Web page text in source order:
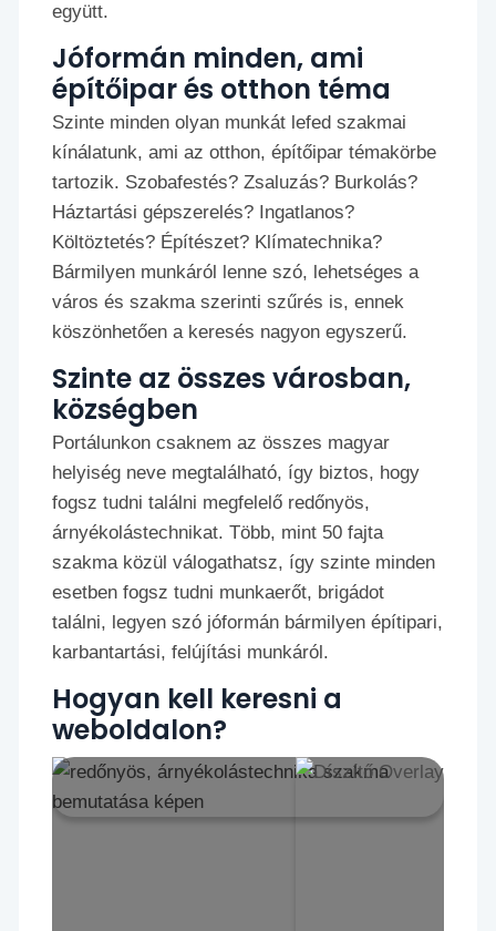
együtt.
Jóformán minden, ami
építőipar és otthon téma
Szinte minden olyan munkát lefed szakmai
kínálatunk, ami az otthon, építőipar témakörbe
tartozik. Szobafestés? Zsaluzás? Burkolás?
Háztartási gépszerelés? Ingatlanos?
Költöztetés? Építészet? Klímatechnika?
Bármilyen munkáról lenne szó, lehetséges a
város és szakma szerinti szűrés is, ennek
köszönhetően a keresés nagyon egyszerű.
Szinte az összes városban,
községben
Portálunkon csaknem az összes magyar
helyiség neve megtalálható, így biztos, hogy
fogsz tudni találni megfelelő redőnyös,
árnyékolástechnikat. Több, mint 50 fajta
szakma közül válogathatsz, így szinte minden
esetben fogsz tudni munkaerőt, brigádot
találni, legyen szó jóformán bármilyen építipari,
karbantartási, felújítási munkáról.
Hogyan kell keresni a
weboldalon?